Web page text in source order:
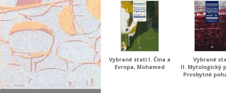
Vybrané stati I. Čína a
Evropa, Mohamed
Vybrané
II. Mytologický
Prvobytné